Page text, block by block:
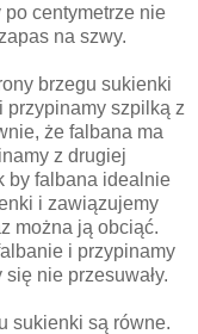
centymetrze nie
na szwy.
brzegu sukienki
przypinamy szpilką z
że falbana ma
z drugiej
by falbana idealnie
i zawiązujemy
można ją obciąć.
i przypinamy
nie przesuwały.
sukienki są równe.